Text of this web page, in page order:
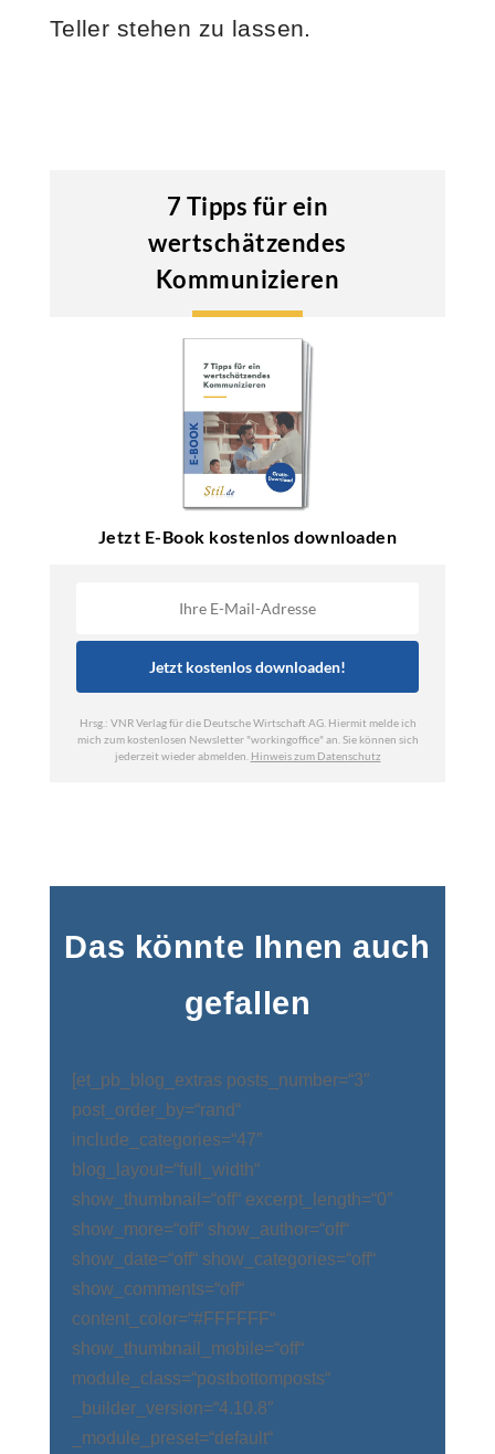
Teller stehen zu lassen.
Das könnte Ihnen auch
gefallen
[et_pb_blog_extras posts_number=“3″
post_order_by=“rand“
include_categories=“47″
blog_layout=“full_width“
show_thumbnail=“off“ excerpt_length=“0″
show_more=“off“ show_author=“off“
show_date=“off“ show_categories=“off“
show_comments=“off“
content_color=“#FFFFFF“
show_thumbnail_mobile=“off“
module_class=“postbottomposts“
_builder_version=“4.10.8″
_module_preset=“default“